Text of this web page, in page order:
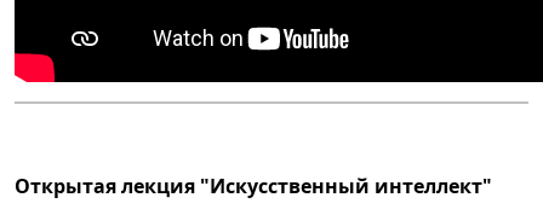
Открытая лекция "Искусственный интеллект"